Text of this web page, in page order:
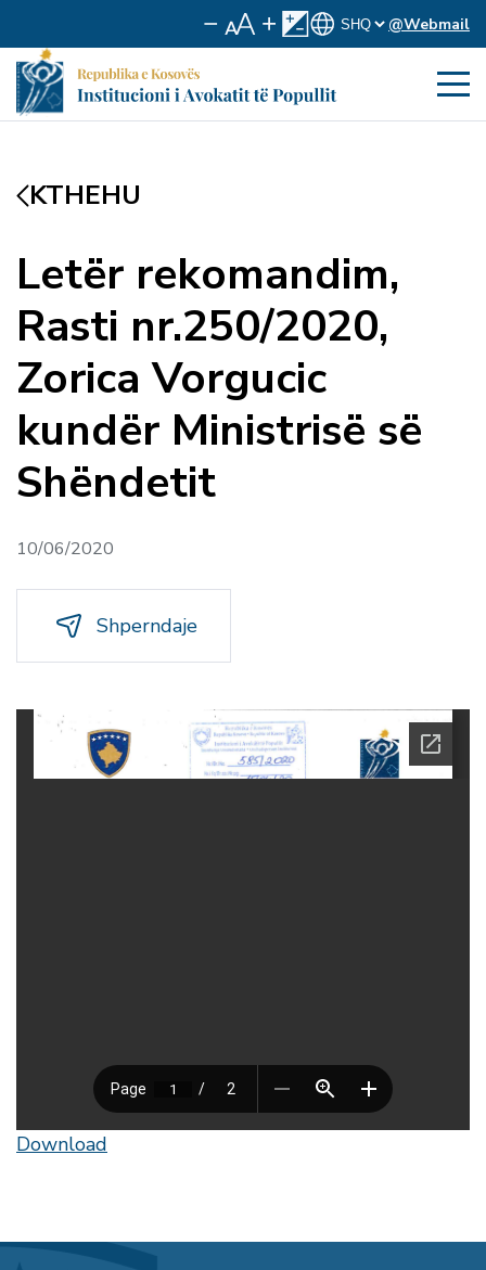
@Webmail
KTHEHU
Letër rekomandim,
Rasti nr.250/2020,
Zorica Vorgucic
kundër Ministrisë së
Shëndetit
10/06/2020
Shperndaje
Download